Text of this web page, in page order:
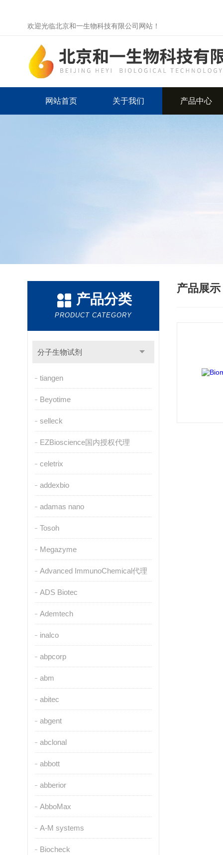
欢迎光临北京和一生物科技有限公司网站！
网站首页 关于我们 产品中心
产品分类
PRODUCT CATEGORY
分子生物试剂
tiangen
Beyotime
selleck
EZBioscience国内授权代理
celetrix
addexbio
adamas nano
Tosoh
Megazyme
Advanced ImmunoChemical代理
ADS Biotec
Ademtech
inalco
abpcorp
abm
abitec
abgent
abclonal
abbott
abberior
AbboMax
A-M systems
Biocheck
产品展示